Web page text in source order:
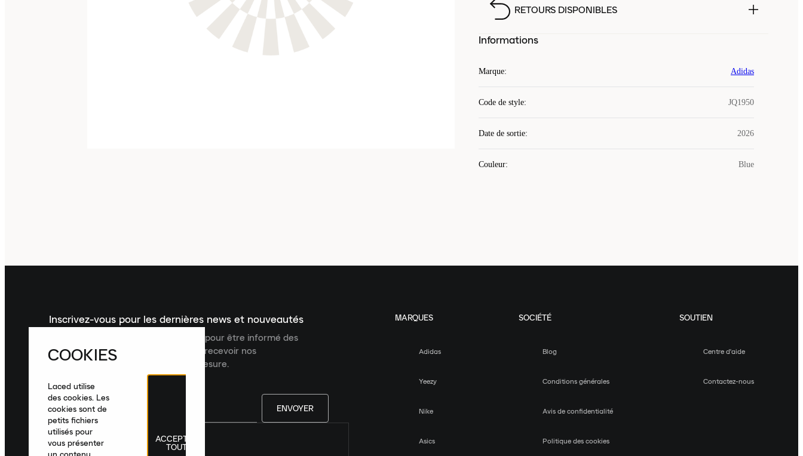
RETOURS DISPONIBLES
Informations
Marque: Adidas
Code de style: JQ1950
Date de sortie: 2026
Couleur: Blue
Inscrivez-vous pour les dernières news et nouveautés
Inscrivez-vous à la newsletter Laced pour être informé des
dernières nouveautés, collections et recevoir nos
recommandations de produits sur mesure.
ENVOYER
France|Français
MARQUES
Adidas
Yeezy
Nike
Asics
SOCIÉTÉ
Blog
Conditions générales
Avis de confidentialité
Politique des cookies
SOUTIEN
Centre d'aide
Contactez-nous
COOKIES
Laced utilise
des cookies. Les
cookies sont de
petits fichiers
utilisés pour
vous présenter
ACCEPTER
TOUT